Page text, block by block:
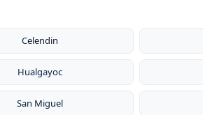
Celendin
Hualgayoc
San Miguel